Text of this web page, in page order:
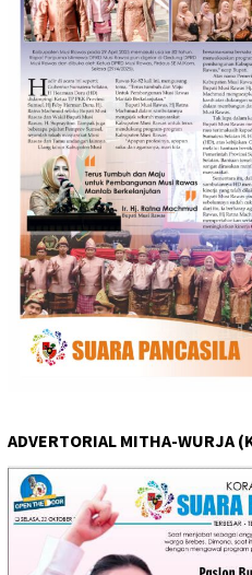
ADVERTORIAL MITHA-WURJA